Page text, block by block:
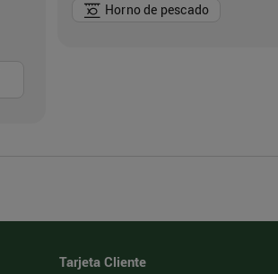
Horno de pescado
Tarjeta Cliente